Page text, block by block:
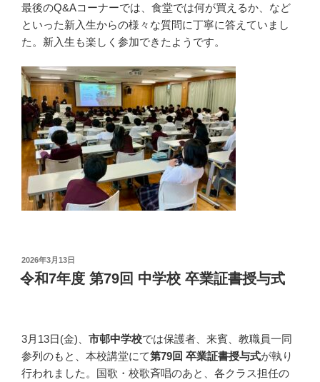
最後のQ&Aコーナーでは、食堂では何が買えるか、など
といった新入生からの様々な質問に丁寧に答えていまし
た。新入生も楽しく参加できたようです。
投
稿
日:
2026年3月13日
令和7年度 第79回 中学校 卒業証書授与式
3月13日(金)、 市邨中学校では保護者、来賓、教職員一同
参列のもと、本校講堂にて第79回 卒業証書授与式が執り
行われました。国歌・校歌斉唱のあと、各クラス担任の